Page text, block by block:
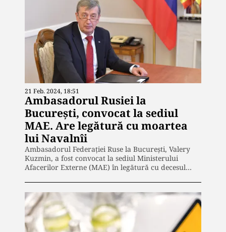
21 Feb. 2024, 18:51
Ambasadorul Rusiei la
București, convocat la sediul
MAE. Are legătură cu moartea
lui Navalnîi
Ambasadorul Federației Ruse la București, Valery
Kuzmin, a fost convocat la sediul Ministerului
Afacerilor Externe (MAE) în legătură cu decesul…